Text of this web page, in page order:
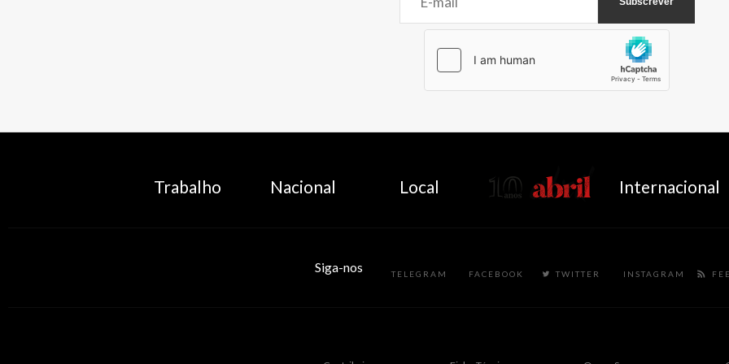
Trabalho Nacional Local AbrilAbril Internacional
Siga-nos TELEGRAM FACEBOOK TWITTER INSTAGRAM